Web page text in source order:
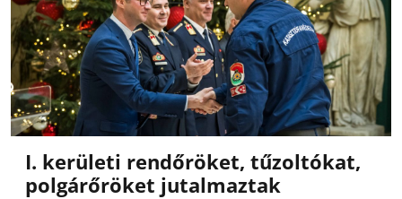
I. kerületi rendőröket, tűzoltókat,
polgárőröket jutalmaztak